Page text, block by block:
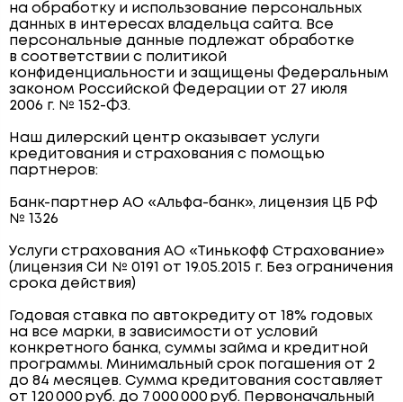
на обработку и использование персональных
данных в интересах владельца сайта. Все
персональные данные подлежат обработке
в соответствии с политикой
конфиденциальности и защищены Федеральным
законом Российской Федерации от 27 июля
2006 г. № 152-ФЗ.
Наш дилерский центр оказывает услуги
кредитования и страхования с помощью
партнеров:
Банк-партнер АО «Альфа-банк», лицензия ЦБ РФ
№ 1326
Услуги страхования АО «Тинькофф Страхование»
(лицензия СИ № 0191 от 19.05.2015 г. Без ограничения
срока действия)
Годовая ставка по автокредиту от 18% годовых
на все марки, в зависимости от условий
конкретного банка, суммы займа и кредитной
программы. Минимальный срок погашения от 2
до 84 месяцев. Сумма кредитования составляет
от 120 000 руб. до 7 000 000 руб. Первоначальный